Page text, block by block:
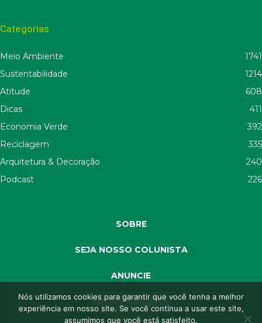
Categorias
Meio Ambiente
1741
Sustentabilidade
1214
Atitude
608
Dicas
411
Economia Verde
392
Reciclagem
335
Arquitetura & Decoração
240
Podcast
226
SOBRE
SEJA NOSSO COLUNISTA
ANUNCIE
SEJA APOIADOR
Nós utilizamos cookies para garantir que você tenha a melhor
experiência em nosso site. Se você continua a usar este site,
assumimos que você está satisfeito.